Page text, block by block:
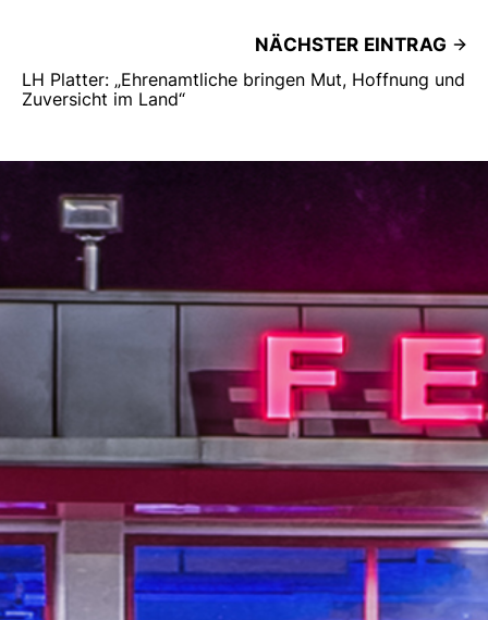
NÄCHSTER EINTRAG
LH Platter: „Ehrenamtliche bringen Mut, Hoffnung und
Zuversicht im Land“